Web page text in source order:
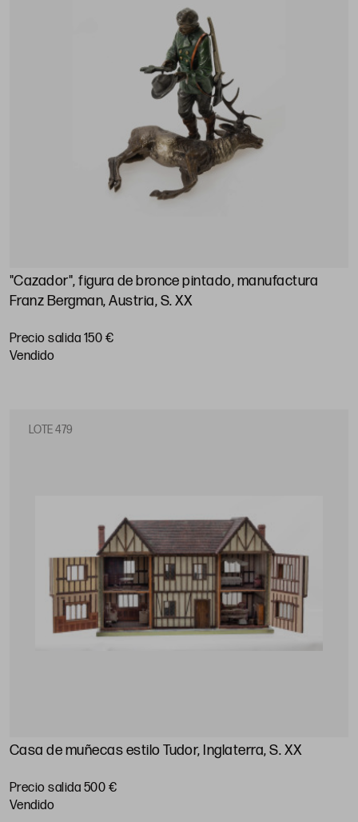
"Cazador", figura de bronce pintado, manufactura
Franz Bergman, Austria, S. XX
Precio salida 150 €
vendido
LOTE 479
Casa de muñecas estilo Tudor, Inglaterra, S. XX
Precio salida 500 €
vendido